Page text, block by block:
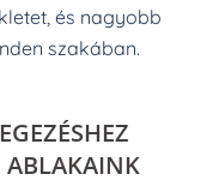
és nagyobb
szakában.
ABLAKAINK